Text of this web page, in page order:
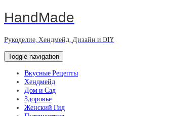
HandMade
Рукоделие, Хендмейд, Дизайн и DIY
Toggle navigation
Вкусные Рецепты
Хендмейд
Дом и Сад
Здоровье
Женский Гид